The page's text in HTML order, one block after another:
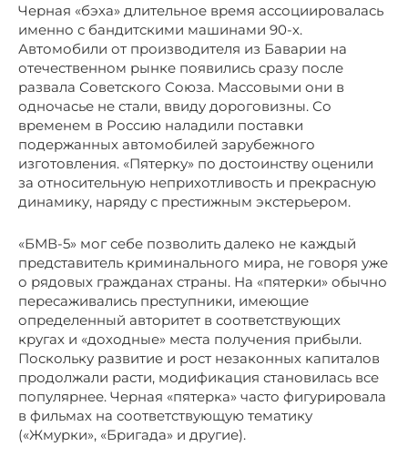
Черная «бэха» длительное время ассоциировалась
именно с бандитскими машинами 90-х.
Автомобили от производителя из Баварии на
отечественном рынке появились сразу после
развала Советского Союза. Массовыми они в
одночасье не стали, ввиду дороговизны. Со
временем в Россию наладили поставки
подержанных автомобилей зарубежного
изготовления. «Пятерку» по достоинству оценили
за относительную неприхотливость и прекрасную
динамику, наряду с престижным экстерьером.
«БМВ-5» мог себе позволить далеко не каждый
представитель криминального мира, не говоря уже
о рядовых гражданах страны. На «пятерки» обычно
пересаживались преступники, имеющие
определенный авторитет в соответствующих
кругах и «доходные» места получения прибыли.
Поскольку развитие и рост незаконных капиталов
продолжали расти, модификация становилась все
популярнее. Черная «пятерка» часто фигурировала
в фильмах на соответствующую тематику
(«Жмурки», «Бригада» и другие).